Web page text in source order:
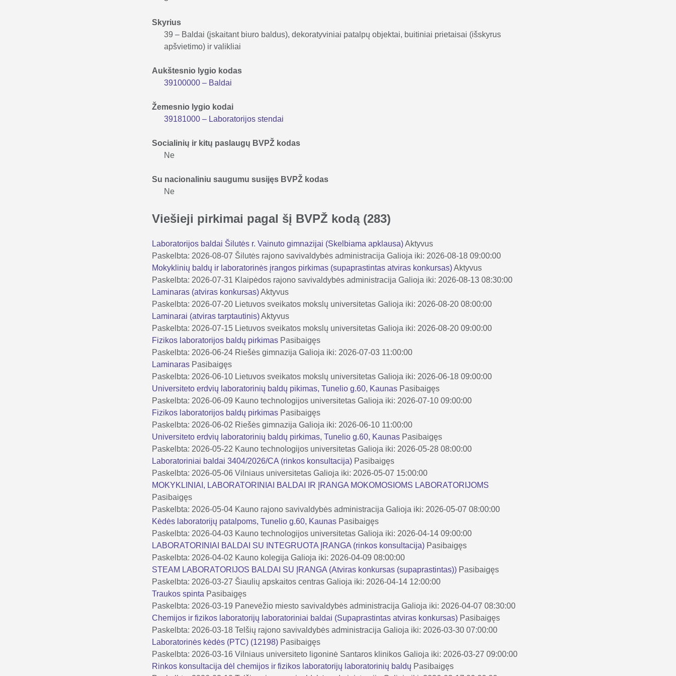
Skyrius
39 – Baldai (įskaitant biuro baldus), dekoratyviniai patalpų objektai, buitiniai prietaisai (išskyrus
apšvietimo) ir valikliai
Aukštesnio lygio kodas
39100000 – Baldai
Žemesnio lygio kodai
39181000 – Laboratorijos stendai
Socialinių ir kitų paslaugų BVPŽ kodas
Ne
Su nacionaliniu saugumu susijęs BVPŽ kodas
Ne
Viešieji pirkimai pagal šį BVPŽ kodą (283)
Laboratorijos baldai Šilutės r. Vainuto gimnazijai (Skelbiama apklausa)Aktyvus
Paskelbta: 2026-08-07 Šilutės rajono savivaldybės administracija Galioja iki: 2026-08-18 09:00:00
Mokyklinių baldų ir laboratorinės įrangos pirkimas (supaprastintas atviras konkursas)Aktyvus
Paskelbta: 2026-07-31 Klaipėdos rajono savivaldybės administracija Galioja iki: 2026-08-13 08:30:00
Laminaras (atviras konkursas)Aktyvus
Paskelbta: 2026-07-20 Lietuvos sveikatos mokslų universitetas Galioja iki: 2026-08-20 08:00:00
Laminarai (atviras tarptautinis)Aktyvus
Paskelbta: 2026-07-15 Lietuvos sveikatos mokslų universitetas Galioja iki: 2026-08-20 09:00:00
Fizikos laboratorijos baldų pirkimas Pasibaigęs
Paskelbta: 2026-06-24 Riešės gimnazija Galioja iki: 2026-07-03 11:00:00
Laminaras Pasibaigęs
Paskelbta: 2026-06-10 Lietuvos sveikatos mokslų universitetas Galioja iki: 2026-06-18 09:00:00
Universiteto erdvių laboratorinių baldų pikimas, Tunelio g.60, Kaunas Pasibaigęs
Paskelbta: 2026-06-09 Kauno technologijos universitetas Galioja iki: 2026-07-10 09:00:00
Fizikos laboratorijos baldų pirkimas Pasibaigęs
Paskelbta: 2026-06-02 Riešės gimnazija Galioja iki: 2026-06-10 11:00:00
Universiteto erdvių laboratorinių baldų pirkimas, Tunelio g.60, Kaunas Pasibaigęs
Paskelbta: 2026-05-22 Kauno technologijos universitetas Galioja iki: 2026-05-28 08:00:00
Laboratoriniai baldai 3404/2026/CA (rinkos konsultacija) Pasibaigęs
Paskelbta: 2026-05-06 Vilniaus universitetas Galioja iki: 2026-05-07 15:00:00
MOKYKLINIAI, LABORATORINIAI BALDAI IR ĮRANGA MOKOMOSIOMS LABORATORIJOMS
Pasibaigęs
Paskelbta: 2026-05-04 Kauno rajono savivaldybės administracija Galioja iki: 2026-05-07 08:00:00
Kėdės laboratorijų patalpoms, Tunelio g.60, Kaunas Pasibaigęs
Paskelbta: 2026-04-03 Kauno technologijos universitetas Galioja iki: 2026-04-14 09:00:00
LABORATORINIAI BALDAI SU INTEGRUOTA ĮRANGA (rinkos konsultacija) Pasibaigęs
Paskelbta: 2026-04-02 Kauno kolegija Galioja iki: 2026-04-09 08:00:00
STEAM LABORATORIJOS BALDAI SU ĮRANGA (Atviras konkursas (supaprastintas)) Pasibaigęs
Paskelbta: 2026-03-27 Šiaulių apskaitos centras Galioja iki: 2026-04-14 12:00:00
Traukos spinta Pasibaigęs
Paskelbta: 2026-03-19 Panevėžio miesto savivaldybės administracija Galioja iki: 2026-04-07 08:30:00
Chemijos ir fizikos laboratorijų laboratoriniai baldai (Supaprastintas atviras konkursas) Pasibaigęs
Paskelbta: 2026-03-18 Telšių rajono savivaldybės administracija Galioja iki: 2026-03-30 07:00:00
Laboratorinės kėdės (PTC) (12198) Pasibaigęs
Paskelbta: 2026-03-16 Vilniaus universiteto ligoninė Santaros klinikos Galioja iki: 2026-03-27 09:00:00
Rinkos konsultacija dėl chemijos ir fizikos laboratorijų laboratorinių baldų Pasibaigęs